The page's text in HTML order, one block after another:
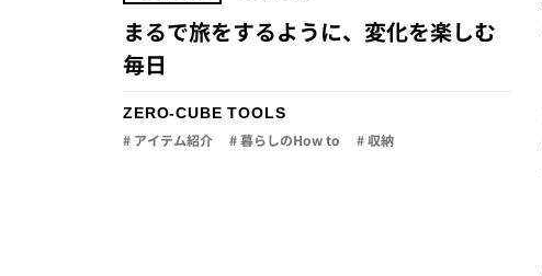
まるで旅をするように、変化を楽しむ
毎日
ZERO-CUBE TOOLS
# アイテム紹介 # 暮らしのHow to # 収納